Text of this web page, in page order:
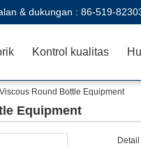
& dukungan : 86-519-
Kontrol kualitas
Round Bottle Equipment
Equipment